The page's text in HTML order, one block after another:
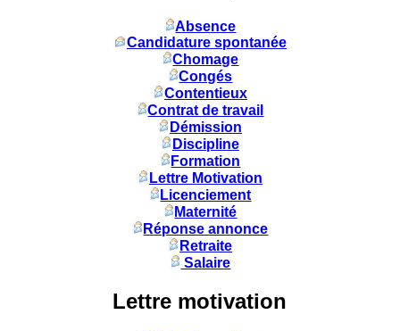
Absence
Candidature spontanée
Chomage
Congés
Contentieux
Contrat de travail
Démission
Discipline
Formation
Lettre Motivation
Licenciement
Maternité
Réponse annonce
Retraite
Salaire
Lettre motivation